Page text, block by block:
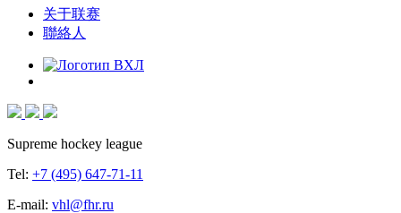
关于联赛
聯絡人
Supreme hockey league
Tel: +7 (495) 647-71-11
E-mail: vhl@fhr.ru